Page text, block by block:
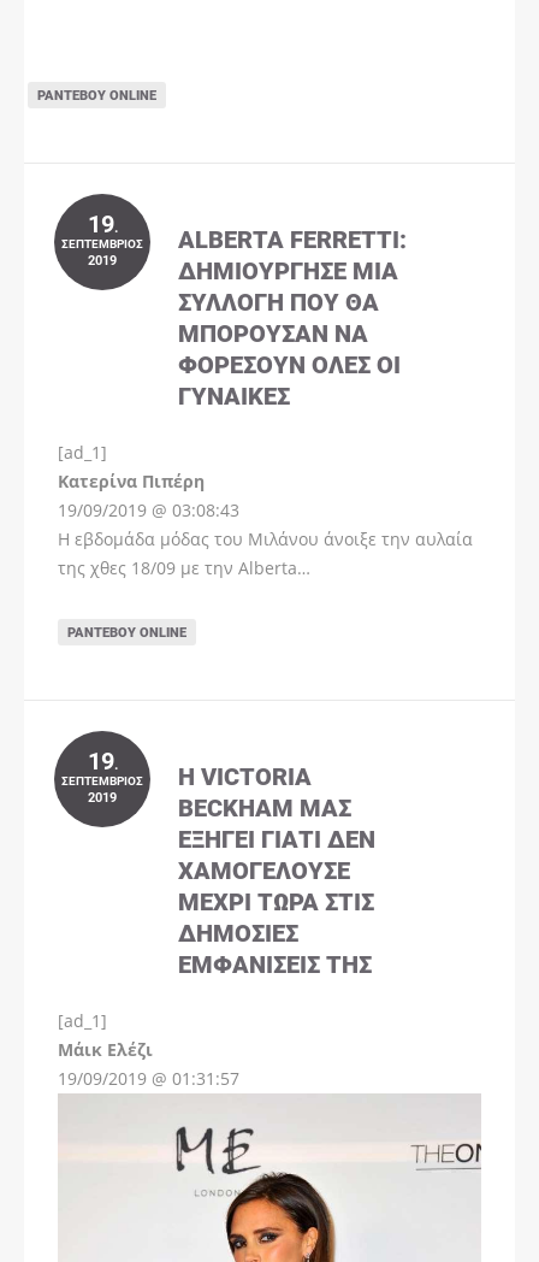
ΡΑΝΤΕΒΟΎ ONLINE
19.
ΣΕΠΤΈΜΒΡΙΟΣ
2019
ALBERTA FERRETTI:
ΔΗΜΙΟΎΡΓΗΣΕ ΜΊΑ
ΣΥΛΛΟΓΉ ΠΟΥ ΘΑ
ΜΠΟΡΟΎΣΑΝ ΝΑ
ΦΟΡΈΣΟΥΝ ΌΛΕΣ ΟΙ
ΓΥΝΑΊΚΕΣ
[ad_1]
Kατερίνα Πιπέρη
19/09/2019 @ 03:08:43
Η εβδομάδα μόδας του Μιλάνου άνοιξε την αυλαία
της χθες 18/09 με την Alberta…
ΡΑΝΤΕΒΟΎ ONLINE
19.
ΣΕΠΤΈΜΒΡΙΟΣ
2019
Η VICTORIA
BECKHAM ΜΑΣ
ΕΞΗΓΕΊ ΓΙΑΤΊ ΔΕΝ
ΧΑΜΟΓΕΛΟΎΣΕ
ΜΈΧΡΙ ΤΏΡΑ ΣΤΙΣ
ΔΗΜΌΣΙΕΣ
ΕΜΦΑΝΊΣΕΙΣ ΤΗΣ
[ad_1]
Μάικ Ελέζι
19/09/2019 @ 01:31:57